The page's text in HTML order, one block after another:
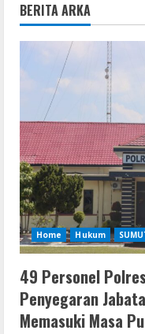
BERITA ARKA
Home Hukum
49 Personel
Penyegaran
Memasuki Masa